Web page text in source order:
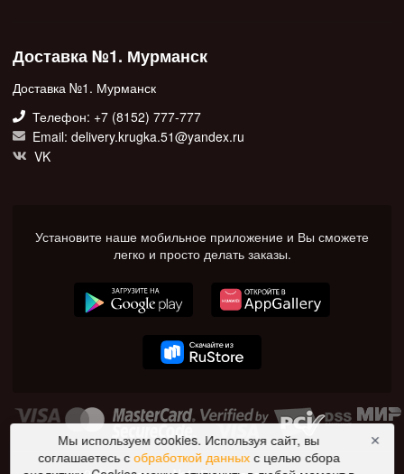
Доставка №1. Мурманск
Доставка №1. Мурманск
Телефон: +7 (8152) 777-777
Email: delivery.krugka.51@yandex.ru
VK
Установите наше мобильное приложение и Вы сможете
легко и просто делать заказы.
Мы используем cookies. Используя сайт, вы
соглашаетесь собработкой данныхс целью сбора
✕